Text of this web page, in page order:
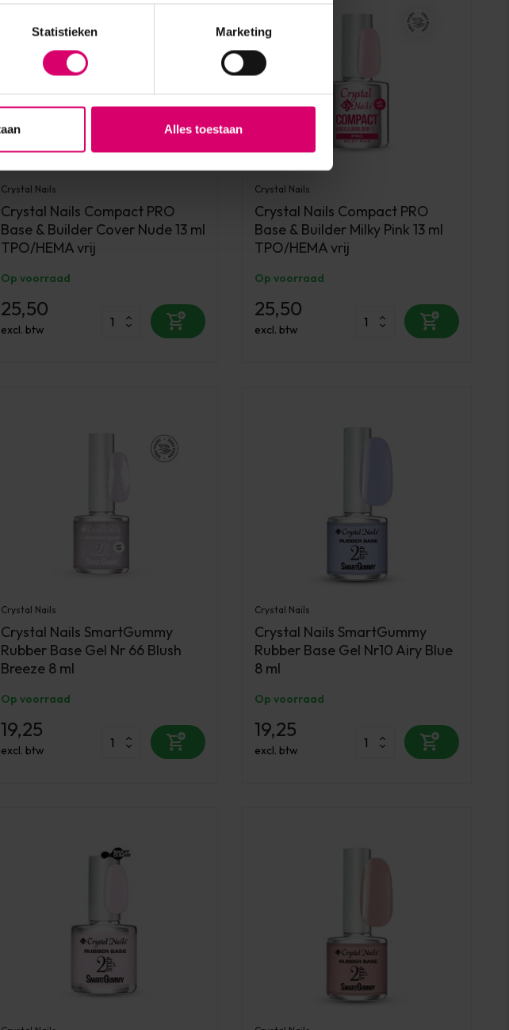
Statistieken Marketing
Alles toestaan
Crystal Nails
Crystal Nails Compact PRO
Base & Builder Cover Nude 13 ml
TPO/HEMA vrij
Op voorraad
25,50
excl. btw
Crystal Nails
Crystal Nails Compact PRO
Base & Builder Milky Pink 13 ml
TPO/HEMA vrij
Op voorraad
25,50
excl. btw
Crystal Nails
Crystal Nails SmartGummy
Rubber Base Gel Nr 66 Blush
Breeze 8 ml
Op voorraad
19,25
excl. btw
Crystal Nails
Crystal Nails SmartGummy
Rubber Base Gel Nr10 Airy Blue
8 ml
Op voorraad
19,25
excl. btw